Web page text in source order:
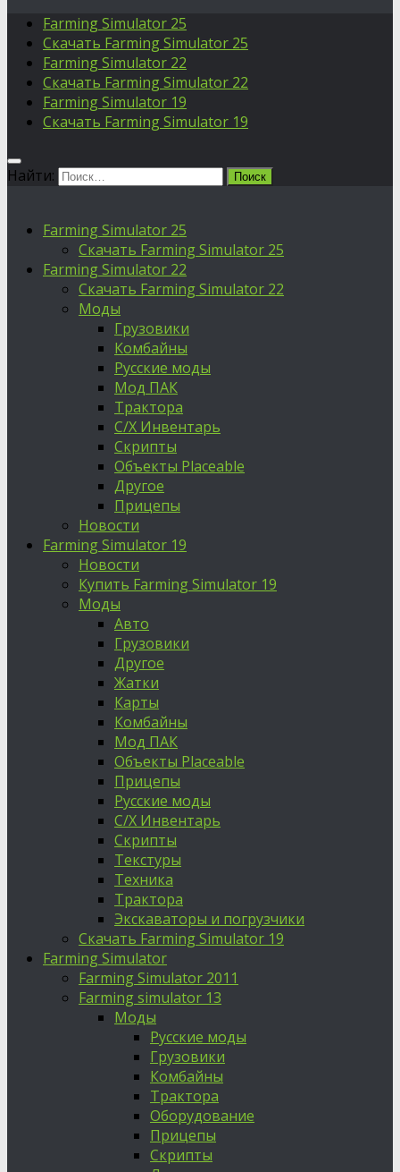
Farming Simulator 25
Скачать Farming Simulator 25
Farming Simulator 22
Скачать Farming Simulator 22
Farming Simulator 19
Скачать Farming Simulator 19
Найти:
Farming Simulator 25
Скачать Farming Simulator 25
Farming Simulator 22
Скачать Farming Simulator 22
Моды
Грузовики
Комбайны
Русские моды
Мод ПАК
Трактора
С/Х Инвентарь
Скрипты
Объекты Placeable
Другое
Прицепы
Новости
Farming Simulator 19
Новости
Купить Farming Simulator 19
Моды
Авто
Грузовики
Другое
Жатки
Карты
Комбайны
Мод ПАК
Объекты Placeable
Прицепы
Русские моды
С/Х Инвентарь
Скрипты
Текстуры
Техника
Трактора
Экскаваторы и погрузчики
Скачать Farming Simulator 19
Farming Simulator
Farming Simulator 2011
Farming simulator 13
Моды
Русские моды
Грузовики
Комбайны
Трактора
Оборудование
Прицепы
Скрипты